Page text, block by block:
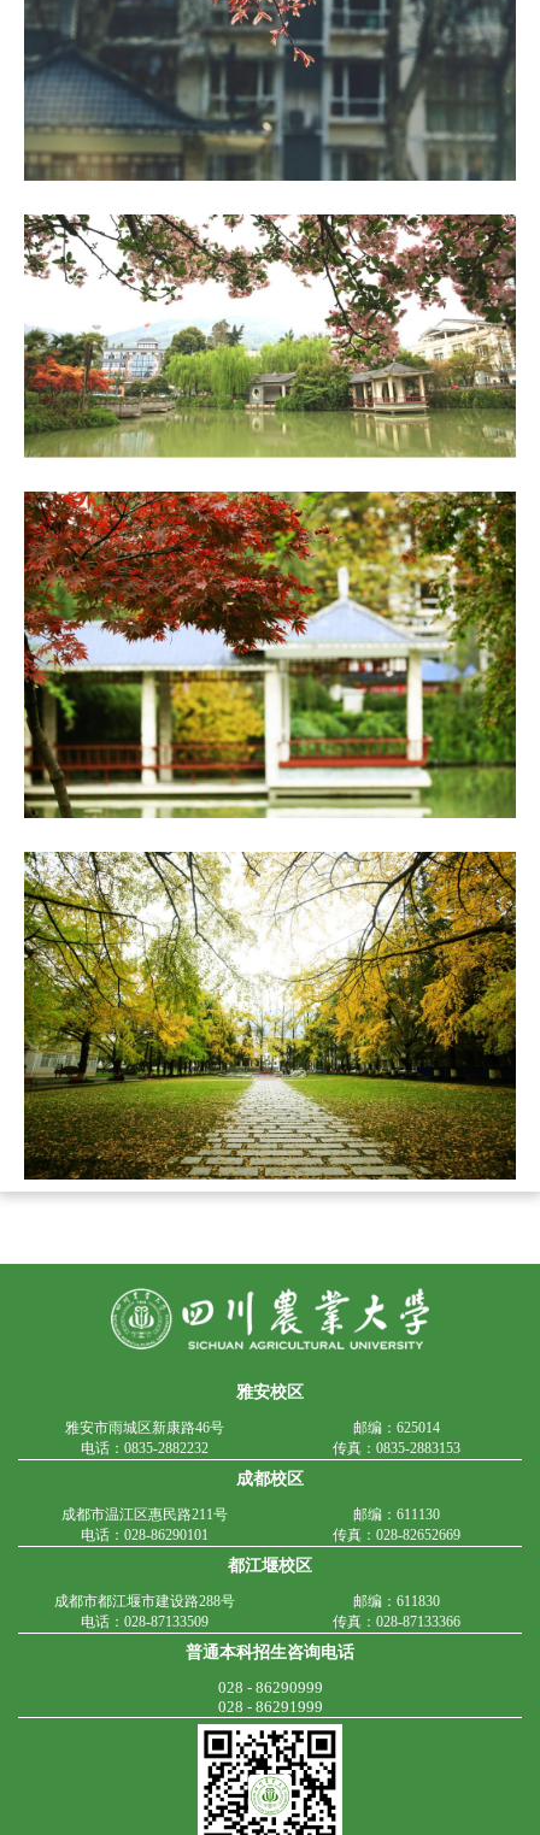
雅安校区
雅安市雨城区新康路46号
邮编：625014
电话：0835-2882232
传真：0835-2883153
成都校区
成都市温江区惠民路211号
邮编：611130
电话：028-86290101
传真：028-82652669
都江堰校区
成都市都江堰市建设路288号
邮编：611830
电话：028-87133509
传真：028-87133366
普通本科招生咨询电话
028 - 86290999
028 - 86291999